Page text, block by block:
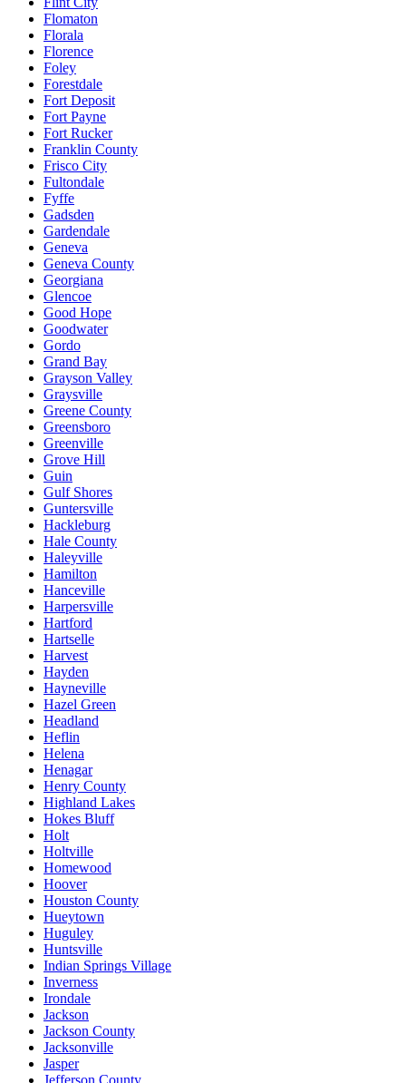
Flomaton
Florala
Florence
Foley
Forestdale
Fort Deposit
Fort Payne
Fort Rucker
Franklin County
Frisco City
Fultondale
Fyffe
Gadsden
Gardendale
Geneva
Geneva County
Georgiana
Glencoe
Good Hope
Goodwater
Gordo
Grand Bay
Grayson Valley
Graysville
Greene County
Greensboro
Greenville
Grove Hill
Guin
Gulf Shores
Guntersville
Hackleburg
Hale County
Haleyville
Hamilton
Hanceville
Harpersville
Hartford
Hartselle
Harvest
Hayden
Hayneville
Hazel Green
Headland
Heflin
Helena
Henagar
Henry County
Highland Lakes
Hokes Bluff
Holt
Holtville
Homewood
Hoover
Houston County
Hueytown
Huguley
Huntsville
Indian Springs Village
Inverness
Irondale
Jackson
Jackson County
Jacksonville
Jasper
Jefferson County